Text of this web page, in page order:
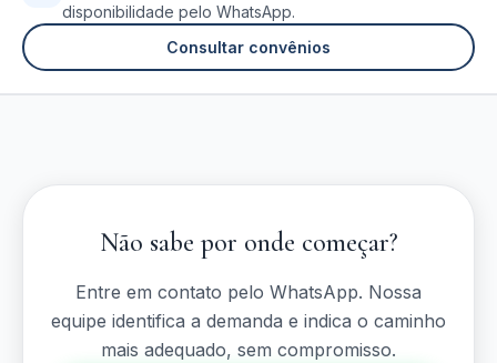
disponibilidade pelo WhatsApp.
Consultar convênios
Não sabe por onde começar?
Entre em contato pelo WhatsApp. Nossa
equipe identifica a demanda e indica o caminho
mais adequado, sem compromisso.